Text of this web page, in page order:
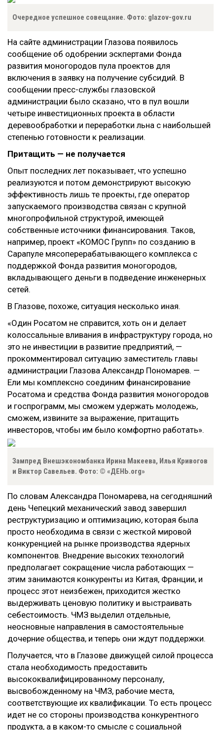
Очередное успешное совещание. Фото: glazov-gov.ru
На сайте администрации Глазова появилось
сообщение об одобрении эскпертами Фонда
развития моногородов пула проектов для
включения в заявку на получение субсидий. В
сообщении пресс-службы глазовской
администрации было сказано, что в пул вошли
четыре инвестиционных проекта в области
деревообработки и переработки льна с наибольшей
степенью готовности к реализации.
Притащить — не получается
Опыт последних лет показывает, что успешно
реализуются и потом демонстрируют высокую
эффективность лишь те проекты, где оператор
запускаемого производства связан с крупной
многопрофильной структурой, имеющей
собственные источники финансирования. Таков,
например, проект «КОМОС Групп» по созданию в
Сарапуле мясоперерабатывающего комплекса с
поддержкой Фонда развития моногородов,
вкладывающего деньги в подведение инженерных
сетей.
В Глазове, похоже, ситуация несколько иная.
«Один Росатом не справится, хоть он и делает
колоссальные вливания в инфраструктуру города, но
это не инвестиции в развитие предприятий, —
прокомментировал ситуацию заместитель главы
администрации Глазова Александр Пономарев. —
Ели мы комплексно соединим финансирование
Росатома и средства Фонда развития моногородов
и госпрограмм, мы сможем удержать молодежь,
сможем, извините за выражение, притащить
инвесторов, чтобы им было комфортно работать».
Зампред Внешэкономбанка Ирина Макеева, Илья Кривогов
и Виктор Савельев. Фото: © «ДЕНЬ.org»
По словам Александра Пономарева, на сегодняшний
день Чепецкий механический завод завершил
реструктуризацию и оптимизацию, которая была
просто необходима в связи с жесткой мировой
конкуренцией на рынке производства ядерных
компонентов. Внедрение высоких технологий
предполагает сокращение числа работающих —
этим занимаются конкуренты из Китая, Франции, и
процесс этот неизбежен, приходится жестко
выдерживать ценовую политику и выстраивать
себестоимость. ЧМЗ выделил отдельные,
неосновные направления в самостоятельные
дочерние общества, и теперь они ждут поддержки.
Получается, что в Глазове движущей силой процесса
стала необходимость предоставить
высококвалифицированному персоналу,
высвобожденному на ЧМЗ, рабочие места,
соответствующие их квалификации. То есть процесс
идет не со стороны производства конкурентного
продукта, а в каком-то смысле с социальной